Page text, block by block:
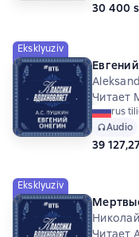
30 400
Eksklyuziv
Читает
rus
Audio
39
Eksklyuziv
Читает